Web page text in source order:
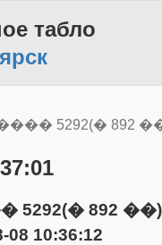
табло
5292(� 892
5292(� 892 ��)
08 10:36:12